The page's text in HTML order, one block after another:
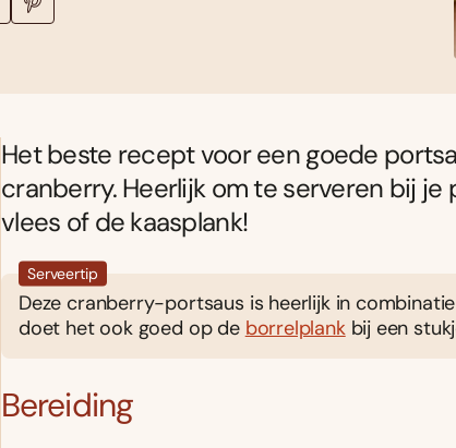
Het beste recept voor een goede
cranberry. Heerlijk om te serveren bij
vlees of de kaasplank!
Serveertip
Deze cranberry-portsaus is heerlijk in
doet het ook goed op de borrelplankbij een
Bereiding